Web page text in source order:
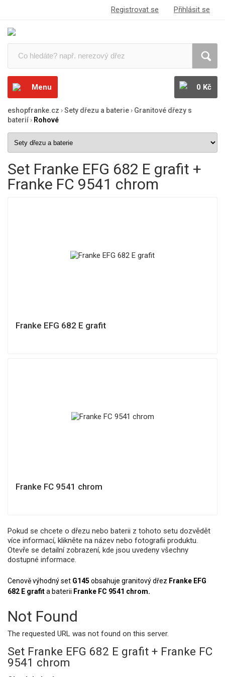
Registrovat se Přihlásit se
Menu 0 Kč
eshopfranke.cz ›Sety dřezu a baterie› Granitové dřezy s
baterií› Rohové
Set Franke EFG 682 E grafit +
Franke FC 9541 chrom
Franke EFG 682 E grafit
Franke FC 9541 chrom
Pokud se chcete o dřezu nebo baterii z tohoto setu dozvědět
více informací, klikněte na název nebo fotografii produktu.
Otevře se detailní zobrazení, kde jsou uvedeny všechny
dostupné informace.
Cenově výhodný set G145 obsahuje granitový dřez Franke EFG
682 E grafita baterii Franke FC 9541 chrom.
Not Found
The requested URL was not found on this server.
Set Franke EFG 682 E grafit + Franke FC
9541 chrom